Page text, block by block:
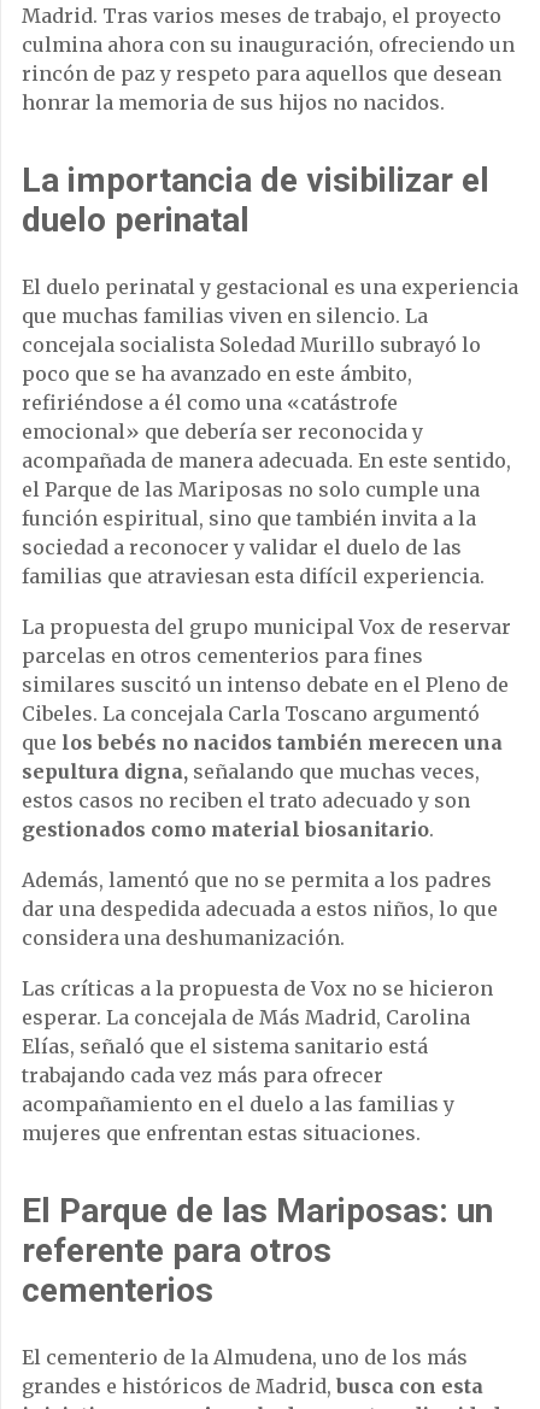
Madrid. Tras varios meses de trabajo, el proyecto
culmina ahora con su inauguración, ofreciendo un
rincón de paz y respeto para aquellos que desean
honrar la memoria de sus hijos no nacidos.
La importancia de visibilizar el
duelo perinatal
El duelo perinatal y gestacional es una experiencia
que muchas familias viven en silencio. La
concejala socialista Soledad Murillo subrayó lo
poco que se ha avanzado en este ámbito,
refiriéndose a él como una «catástrofe
emocional» que debería ser reconocida y
acompañada de manera adecuada. En este sentido,
el Parque de las Mariposas no solo cumple una
función espiritual, sino que también invita a la
sociedad a reconocer y validar el duelo de las
familias que atraviesan esta difícil experiencia.
La propuesta del grupo municipal Vox de reservar
parcelas en otros cementerios para fines
similares suscitó un intenso debate en el Pleno de
Cibeles. La concejala Carla Toscano argumentó
que los bebés no nacidos también merecen una
sepultura digna, señalando que muchas veces,
estos casos no reciben el trato adecuado y son
gestionados como material biosanitario.
Además, lamentó que no se permita a los padres
dar una despedida adecuada a estos niños, lo que
considera una deshumanización.
Las críticas a la propuesta de Vox no se hicieron
esperar. La concejala de Más Madrid, Carolina
Elías, señaló que el sistema sanitario está
trabajando cada vez más para ofrecer
acompañamiento en el duelo a las familias y
mujeres que enfrentan estas situaciones.
El Parque de las Mariposas: un
referente para otros
cementerios
El cementerio de la Almudena, uno de los más
grandes e históricos de Madrid, busca con esta